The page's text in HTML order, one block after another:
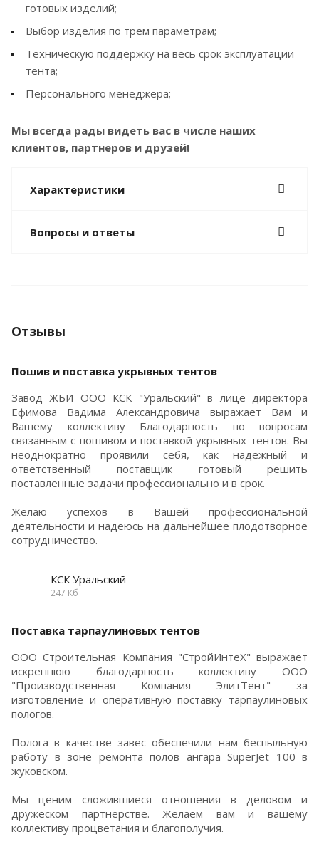
готовых изделий;
Выбор изделия по трем параметрам;
Техническую поддержку на весь срок эксплуатации
тента;
Персонального менеджера;
Мы всегда рады видеть вас в числе наших
клиентов, партнеров и друзей!
Характеристики
Вопросы и ответы
Отзывы
Пошив и поставка укрывных тентов
Завод ЖБИ ООО КСК "Уральский" в лице директора
Ефимова Вадима Александровича выражает Вам и
Вашему коллективу Благодарность по вопросам
связанным с пошивом и поставкой укрывных тентов. Вы
неоднократно проявили себя, как надежный и
ответственный поставщик готовый решить
поставленные задачи профессионально и в срок.
Желаю успехов в Вашей профессиональной
деятельности и надеюсь на дальнейшее плодотворное
сотрудничество.
КСК Уральский
247 Кб
Поставка тарпаулиновых тентов
ООО Строительная Компания "СтройИнтеХ" выражает
искреннюю благодарность коллективу ООО
"Производственная Компания ЭлитТент" за
изготовление и оперативную поставку тарпаулиновых
пологов.
Полога в качестве завес обеспечили нам беспыльную
работу в зоне ремонта полов ангара SuperJet 100 в
жуковском.
Мы ценим сложившиеся отношения в деловом и
дружеском партнерстве. Желаем вам и вашему
коллективу процветания и благополучия.